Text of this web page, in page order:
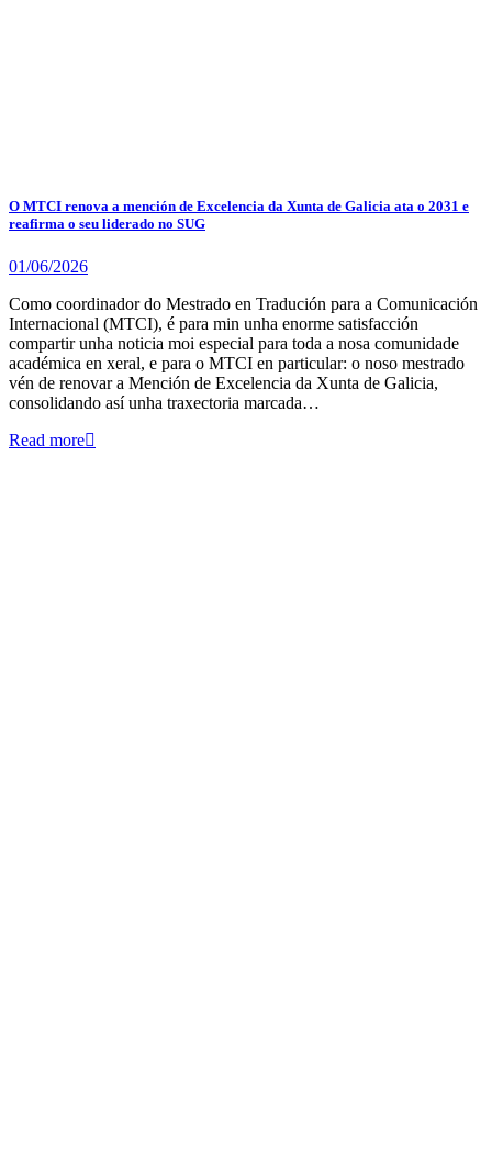
O MTCI renova a mención de Excelencia da Xunta de Galicia ata o 2031 e
reafirma o seu liderado no SUG
01/06/2026
Como coordinador do Mestrado en Tradución para a Comunicación
Internacional (MTCI), é para min unha enorme satisfacción
compartir unha noticia moi especial para toda a nosa comunidade
académica en xeral, e para o MTCI en particular: o noso mestrado
vén de renovar a Mención de Excelencia da Xunta de Galicia,
consolidando así unha traxectoria marcada…
Read more